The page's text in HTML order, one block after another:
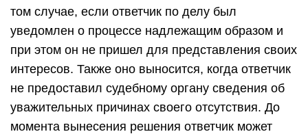
том случае, если ответчик по делу был
уведомлен о процессе надлежащим образом и
при этом он не пришел для представления своих
интересов. Также оно выносится, когда ответчик
не предоставил судебному органу сведения об
уважительных причинах своего отсутствия. До
момента вынесения решения ответчик может